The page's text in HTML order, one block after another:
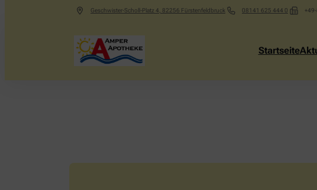
Geschwister-Scholl-Platz 4 82256 Fürstenfeldbruck 08141 625 444 0
Startseite